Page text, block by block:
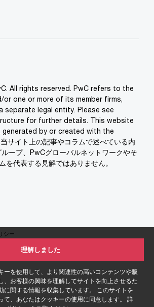
ーを使用して、より関連性の高いコンテンツや販
、お客様の興味を理解してサイトを向上させるた
に関する情報を収集しています。 このサイトを
て、あなたはクッキーの使用に同意します。 詳
理解しました
All rights reserved. PwC refers to the
or one or more of its member firms,
separate legal entity. Please see
for further details. This website
by or created with the
サイト上の記事やコラムで述べている内
ープ、PwCグローバルネットワークやそ
を代表する見解ではありません。
シー